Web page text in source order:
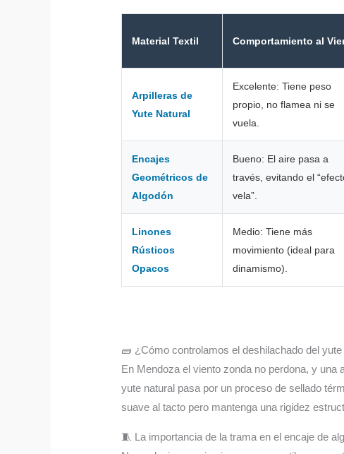
Material Textil Comportamiento al
Arpilleras de
Yute Natural
Excelente: Tiene peso
propio, no flamea ni se
vuela.
Encajes
Geométricos de
Algodón
Bueno: El aire pasa a
través, evitando el
vela”.
Linones
Rústicos
Opacos
Medio: Tiene más
movimiento (ideal para
dinamismo).
🧱 ¿Cómo controlamos el deshilachado del yute
En Mendoza el viento zonda no perdona, y
yute natural pasa por un proceso de sellado
suave al tacto pero mantenga una rigidez
🧵 La importancia de la trama en el encaje de